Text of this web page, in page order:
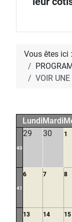
Vous êtes ici :
VOIR
LundiMardi
40
29 30 1
41
6 7 8
13 14 15